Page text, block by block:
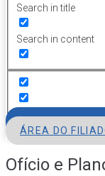
Search in title
Search in content
ÁREA DO
Ofício e